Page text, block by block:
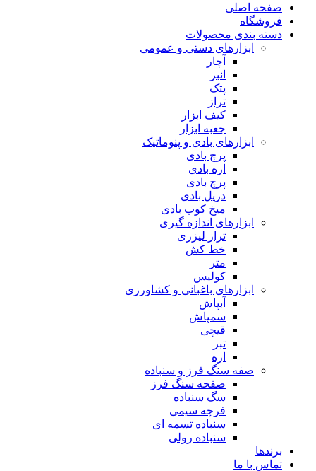
صفحه اصلی
فروشگاه
دسته بندی محصولات
ابزارهای دستی و عمومی
آچار
انبر
پتک
تراز
کیف ابزار
جعبه ابزار
ابزارهای بادی و پنوماتیک
پرچ بادی
اره بادی
پرچ بادی
دریل بادی
میخ کوب بادی
ابزارهای اندازه گیری
تراز لیزری
خط کش
متر
کولیس
ابزارهای باغبانی و کشاورزی
آبپاش
سمپاش
قیچی
تبر
اره
صفه سنگ فرز و سنباده
صفحه سنگ فرز
سگ سنباده
فرچه سیمی
سنباده تسمه ای
سنباده رولی
برندها
تماس با ما